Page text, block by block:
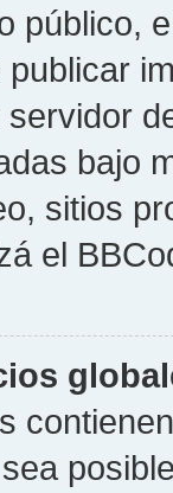
público,
bajo
sitios
el